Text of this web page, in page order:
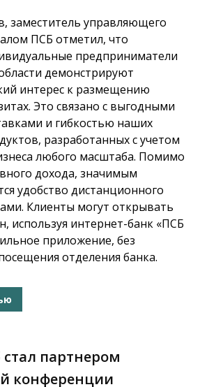
заместитель управляющего
ПСБ отметил, что
предприниматели
демонстрируют
интерес к размещению
Это связано с выгодными
и гибкостью наших
разработанных с учетом
любого масштаба. Помимо
дохода, значимым
удобство дистанционного
Клиенты могут открывать
используя интернет-банк «ПСБ
приложение, без
отделения банка.
партнером
конференции